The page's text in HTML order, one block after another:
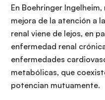
En Boehringer
mejora de la atención a
renal viene de lejos, en
enfermedad renal
enfermedades
metabólicas, que
potencian mutuamente.